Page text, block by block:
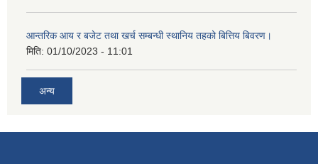
आन्तरिक आय र बजेट तथा खर्च सम्बन्धी स्थानिय तहको बित्तिय बिवरण।
मिति: 01/10/2023 - 11:01
अन्य